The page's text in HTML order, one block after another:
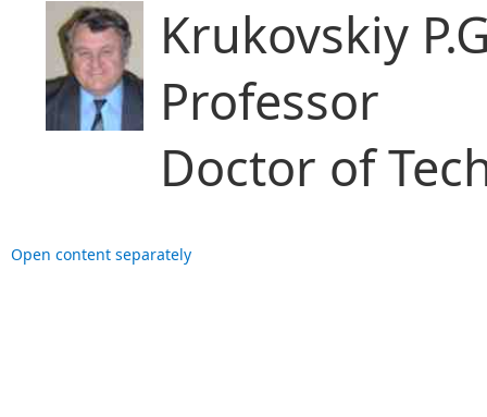
Krukovskiy
Professor
Doctor of
Open content separately